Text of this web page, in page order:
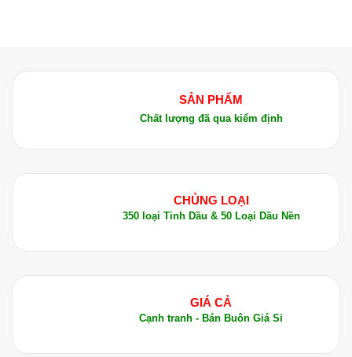
SẢN PHẨM
Chất lượng đã qua kiểm định
CHỦNG LOẠI
350 loại Tinh Dầu & 50 Loại Dầu Nền
GIÁ CẢ
Cạnh tranh - Bán Buôn Giá Sỉ